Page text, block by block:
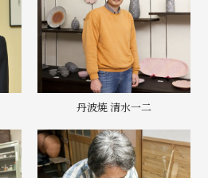
丹波焼 清水一二